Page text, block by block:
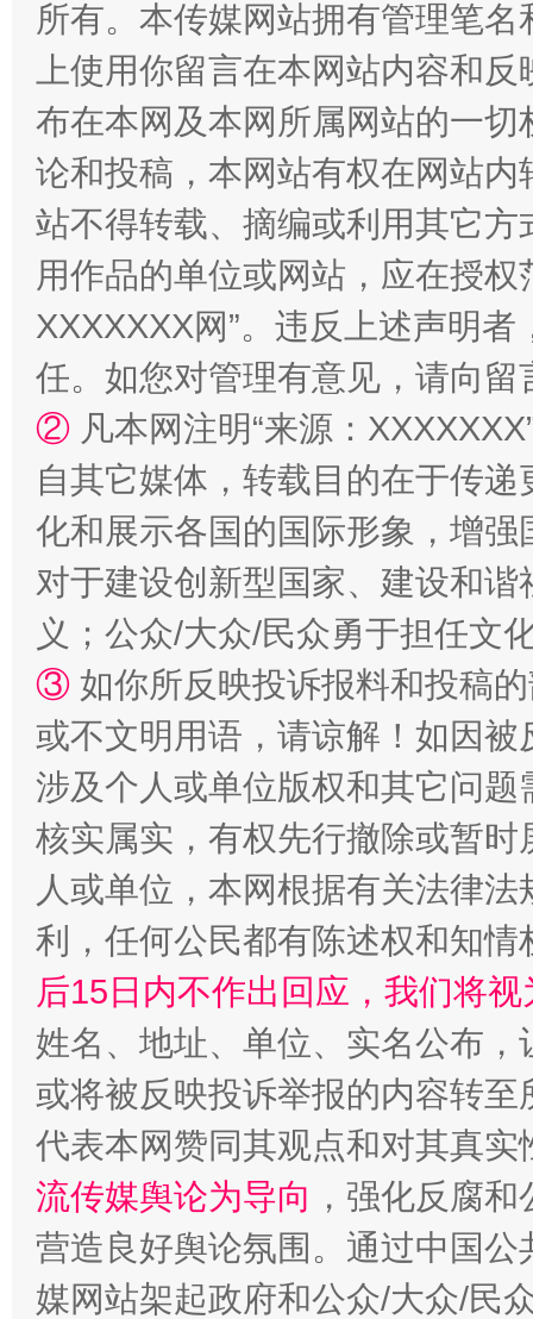
招工难、用工荒背后
网上购药对药下症？
这是一记警钟！ 谢
在谋一域中谋全局
所有。本传媒网站拥有管理笔
上使用你留言在本网站内容和
布在本网及本网所属网站的一
论和投稿，本网站有权在网站
站不得转载、摘编或利用其它
用作品的单位或网站，应在授
XXXXXXX网”。违反上述声明
任。如您对管理有意见，请向
② 凡本网注明“来源：
自其它媒体，转载目的在于传
化和展示各国的国际形象，增
对于建设创新型国家、建设和
义；公众/大众/民众勇于担任文
③ 如你所反映投诉报料和投稿
或不文明用语，请谅解！如因
涉及个人或单位版权和其它问题
核实属实，有权先行撤除或暂
人或单位，本网根据有关法律
利，任何公民都有陈述权和知情
后15日内不作出回应，我们将
姓名、地址、单位、实名公布
或将被反映投诉举报的内容转
代表本网赞同其观点和对其真实
流传媒舆论为导向 ，强化反腐
营造良好舆论氛围。通过中国
媒网站架起政府和公众/大众/民